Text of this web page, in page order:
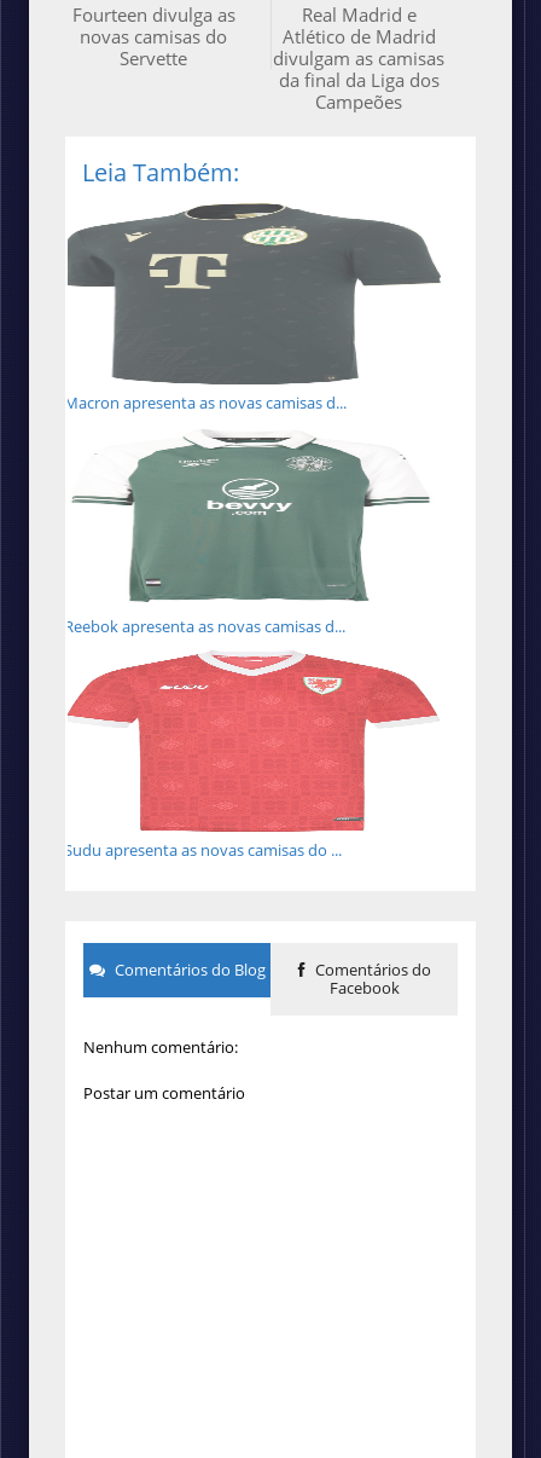
Real Madrid e
Atlético de Madrid
divulgam as camisas
da final da Liga dos
Campeões
Fourteen divulga as
novas camisas do
Servette
Leia Também:
Macron apresenta as novas camisas d...
Reebok apresenta as novas camisas d...
Sudu apresenta as novas camisas do ...
Comentários do Blog
Comentários do
Facebook
Nenhum comentário:
Postar um comentário